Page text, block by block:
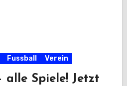
Fussball Verein
alle Spiele! Jetzt